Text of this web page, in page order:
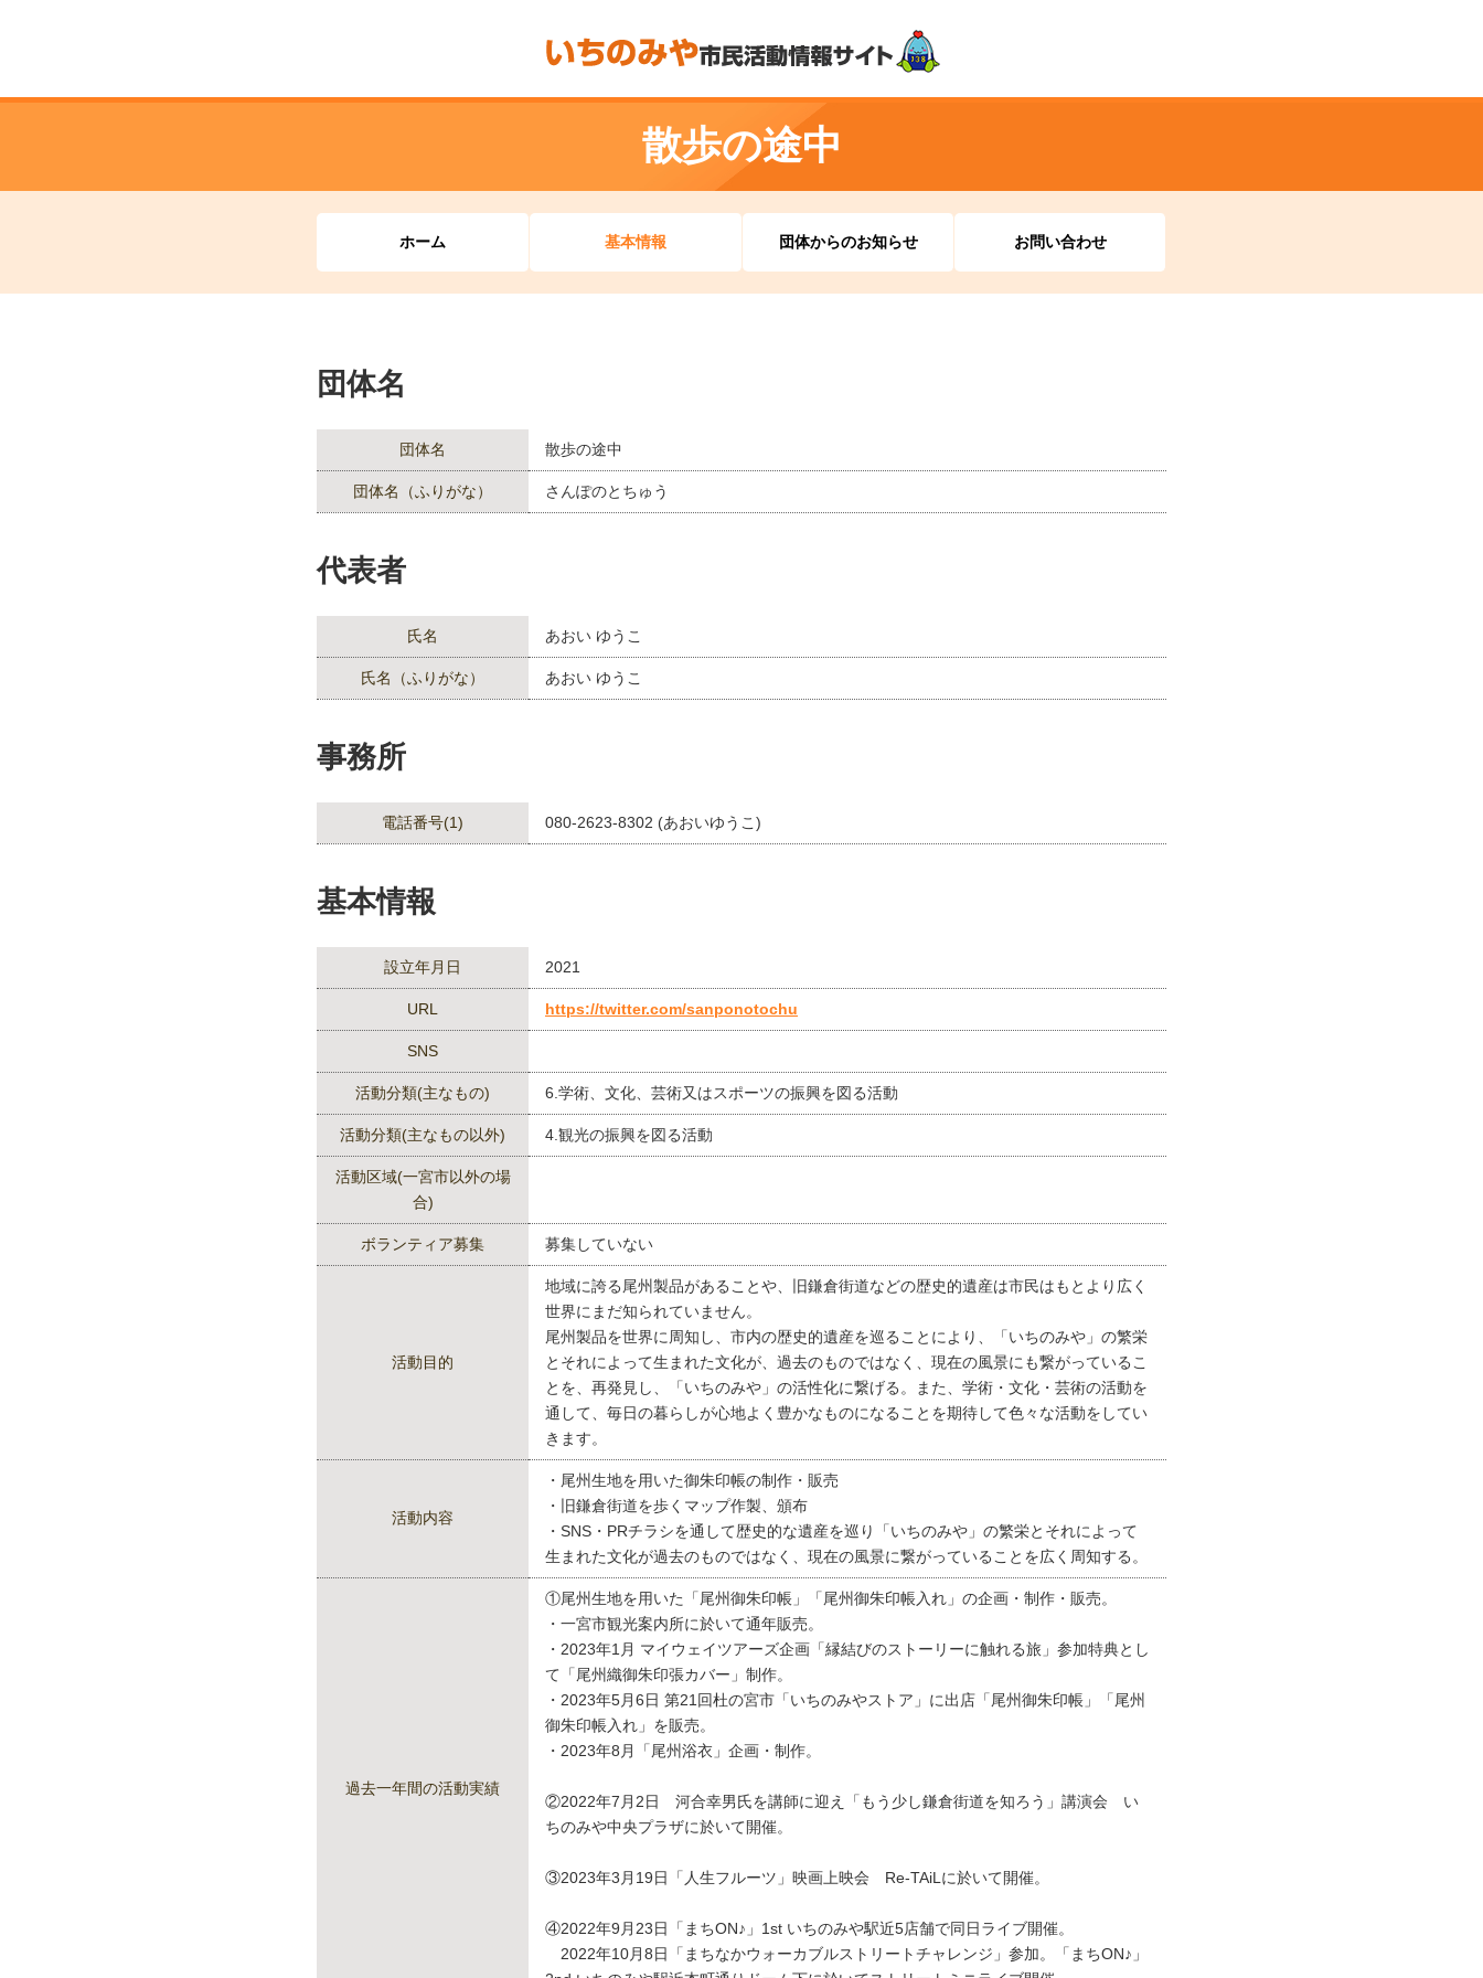
散歩の途中
ホーム 基本情報 団体からのお知らせ お問い合わせ
団体名
団体名 散歩の途中
団体名（ふりがな） さんぽのとちゅう
代表者
氏名 あおい ゆうこ
氏名（ふりがな） あおい ゆうこ
事務所
電話番号(1) 080-2623-8302 (あおいゆうこ)
基本情報
設立年月日 2021
URL https://twitter.com/sanponotochu
SNS
活動分類(主なもの) 6.学術、文化、芸術又はスポーツの振興を図る活動
活動分類(主なもの以外) 4.観光の振興を図る活動
活動区域(一宮市以外の場
合)
ボランティア募集 募集していない
活動目的
地域に誇る尾州製品があることや、旧鎌倉街道などの歴史的遺産は市民はもとより広く
世界にまだ知られていません。
尾州製品を世界に周知し、市内の歴史的遺産を巡ることにより、「いちのみや」の繁栄
とそれによって生まれた文化が、過去のものではなく、現在の風景にも繋がっているこ
とを、再発見し、「いちのみや」の活性化に繋げる。また、学術・文化・芸術の活動を
通して、毎日の暮らしが心地よく豊かなものになることを期待して色々な活動をしてい
きます。
活動内容
・尾州生地を用いた御朱印帳の制作・販売
・旧鎌倉街道を歩くマップ作製、頒布
・SNS・PRチラシを通して歴史的な遺産を巡り「いちのみや」の繁栄とそれによって
生まれた文化が過去のものではなく、現在の風景に繋がっていることを広く周知する。
過去一年間の活動実績
①尾州生地を用いた「尾州御朱印帳」「尾州御朱印帳入れ」の企画・制作・販売。
・一宮市観光案内所に於いて通年販売。
・2023年1月 マイウェイツアーズ企画「縁結びのストーリーに触れる旅」参加特典とし
て「尾州織御朱印張カバー」制作。
・2023年5月6日 第21回杜の宮市「いちのみやストア」に出店「尾州御朱印帳」「尾州
御朱印帳入れ」を販売。
・2023年8月「尾州浴衣」企画・制作。
②2022年7月2日 河合幸男氏を講師に迎え「もう少し鎌倉街道を知ろう」講演会 い
ちのみや中央プラザに於いて開催。
③2023年3月19日「人生フルーツ」映画上映会 Re-TAiLに於いて開催。
④2022年9月23日「まちON♪」1st いちのみや駅近5店舗で同日ライブ開催。
2022年10月8日「まちなかウォーカブルストリートチャレンジ」参加。「まちON♪」